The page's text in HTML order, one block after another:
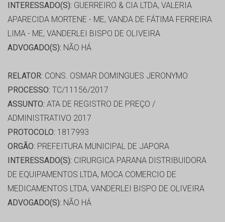
INTERESSADO(S): GUERREIRO & CIA LTDA, VALERIA
APARECIDA MORTENE - ME, VANDA DE FÁTIMA FERREIRA
LIMA - ME, VANDERLEI BISPO DE OLIVEIRA
ADVOGADO(S): NÃO HÁ
RELATOR: CONS. OSMAR DOMINGUES JERONYMO
PROCESSO: TC/11156/2017
ASSUNTO: ATA DE REGISTRO DE PREÇO /
ADMINISTRATIVO 2017
PROTOCOLO: 1817993
ORGÃO: PREFEITURA MUNICIPAL DE JAPORA
INTERESSADO(S): CIRURGICA PARANA DISTRIBUIDORA
DE EQUIPAMENTOS LTDA, MOCA COMERCIO DE
MEDICAMENTOS LTDA, VANDERLEI BISPO DE OLIVEIRA
ADVOGADO(S): NÃO HÁ